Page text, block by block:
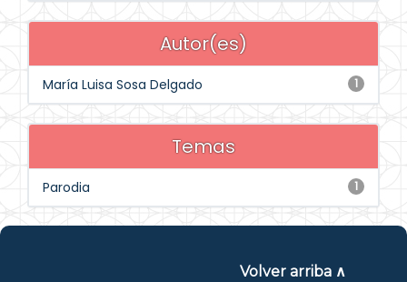
Autor(es)
1
María Luisa Sosa Delgado
Temas
1
Parodia
Volver arriba ∧